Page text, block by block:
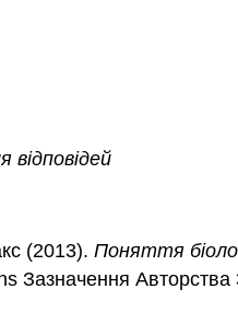
(2013). Поняття
Зазначення Авторства